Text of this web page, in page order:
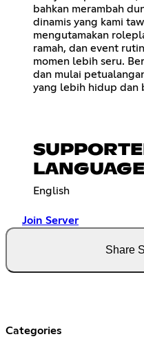
bahkan merambah
dinamis yang kami
mengutamakan
ramah, dan event
momen lebih seru.
dan mulai
yang lebih hidup dan
English
Join Server
Share
Categories